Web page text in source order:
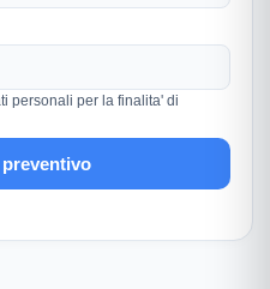
personali per la finalita' di